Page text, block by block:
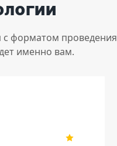
форматом проведения
именно вам.